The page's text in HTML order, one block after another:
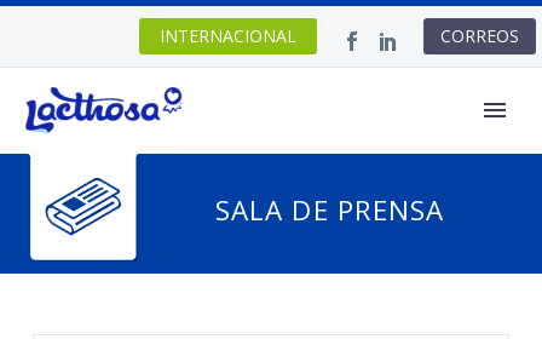
INTERNACIONAL CORREOS
Inglés SALA DE PRENSA